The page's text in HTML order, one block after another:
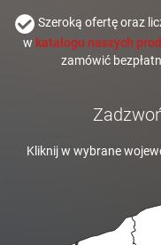
Szeroką ofertę oraz
w katalogu naszych
zamówić
Kliknij w wybrane